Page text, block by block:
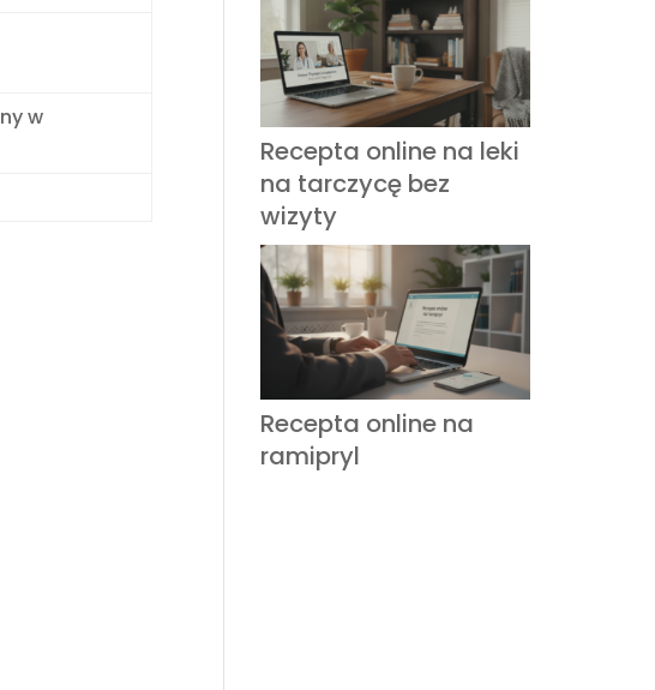
w
Recepta online na leki
na tarczycę bez
wizyty
Recepta online na
ramipryl